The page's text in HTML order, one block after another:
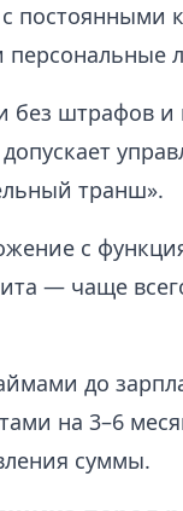
с
персональные
без штрафов
транш».
с
— чаще
до
на 3–6
суммы.